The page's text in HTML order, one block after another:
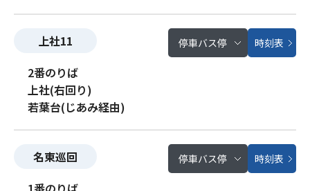
上社11
2番のりば
上社(右回り)
若葉台(じあみ経由)
時刻表
停車バス停
名東巡回
時刻表
停車バス停